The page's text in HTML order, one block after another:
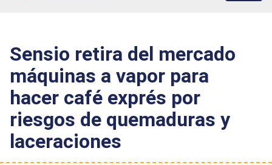
Sensio retira del mercado
máquinas a vapor para
hacer café exprés por
riesgos de quemaduras y
laceraciones